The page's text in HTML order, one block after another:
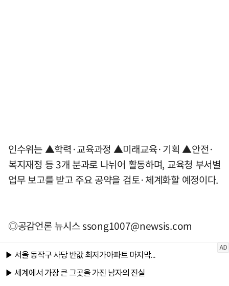
인수위는 ▲학력·교육과정 ▲미래교육·기획 ▲안전·
복지재정 등 3개 분과로 나뉘어 활동하며, 교육청 부서별
업무 보고를 받고 주요 공약을 검토·체계화할 예정이다.
◎공감언론 뉴시스ssong1007@newsis.com